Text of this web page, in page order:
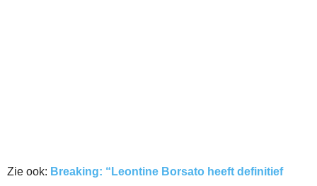
Zie ook: Breaking: “Leontine Borsato heeft definitief